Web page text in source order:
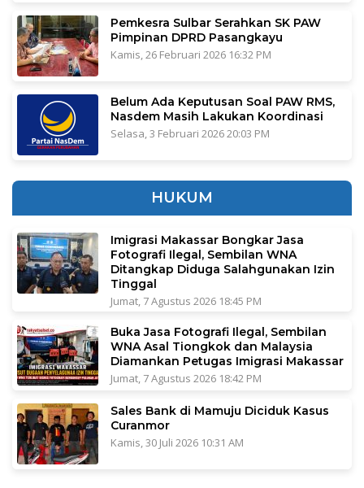
Pemkesra Sulbar Serahkan SK PAW
Pimpinan DPRD Pasangkayu
Kamis, 26 Februari 2026 16:32 PM
Belum Ada Keputusan Soal PAW RMS,
Nasdem Masih Lakukan Koordinasi
Selasa, 3 Februari 2026 20:03 PM
HUKUM
Imigrasi Makassar Bongkar Jasa
Fotografi Ilegal, Sembilan WNA
Ditangkap Diduga Salahgunakan Izin
Tinggal
Jumat, 7 Agustus 2026 18:45 PM
Buka Jasa Fotografi Ilegal, Sembilan
WNA Asal Tiongkok dan Malaysia
Diamankan Petugas Imigrasi Makassar
Jumat, 7 Agustus 2026 18:42 PM
Sales Bank di Mamuju Diciduk Kasus
Curanmor
Kamis, 30 Juli 2026 10:31 AM